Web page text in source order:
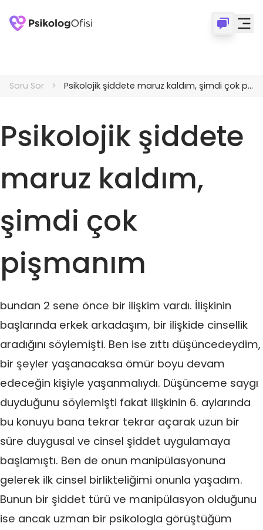
Soru Sor Psikolojik şiddete maruz kaldım, şimdi çok pişmanım
Psikolojik şiddete
maruz kaldım,
şimdi çok
pişmanım
bundan 2 sene önce bir ilişkim vardı. İlişkinin
başlarında erkek arkadaşım, bir ilişkide cinsellik
aradığını söylemişti. Ben ise zıttı düşüncedeydim,
bir şeyler yaşanacaksa ömür boyu devam
edeceğin kişiyle yaşanmalıydı. Düşünceme saygı
duyduğunu söylemişti fakat ilişkinin 6. aylarında
bu konuyu bana tekrar tekrar açarak uzun bir
süre duygusal ve cinsel şiddet uygulamaya
başlamıştı. Ben de onun manipülasyonuna
gelerek ilk cinsel birlikteliğimi onunla yaşadım.
Bunun bir şiddet türü ve manipülasyon olduğunu
ise ancak uzman bir psikologla görüştüğüm